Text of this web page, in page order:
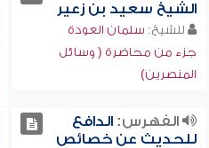
الشيخ سعيد بن زعير
للشيخ: سلمان العودة
جزء من محاضرة ( وسائل
المنصرين)
الفهرس:الدافع
للحديث عن خصائص